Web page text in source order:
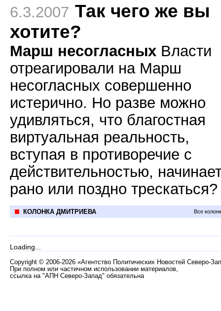
6.3.2007 Так чего же вы
хотите?
Марш несогласных Власти
отреагировали на Марш
несогласных совершенно
истерично. Но разве можно
удивляться, что благостная
виртуальная реальность,
вступая в противоречие с
действительностью,
рано или поздно трескаться?
КОЛОНКА ДМИТРИЕВА Все
Loading...
Copyright © 2006-2026 «Агентство Политических Новостей Северо-
При полном или частичном использовании материалов,
ссылка на "АПН Северо-Запад" обязательна